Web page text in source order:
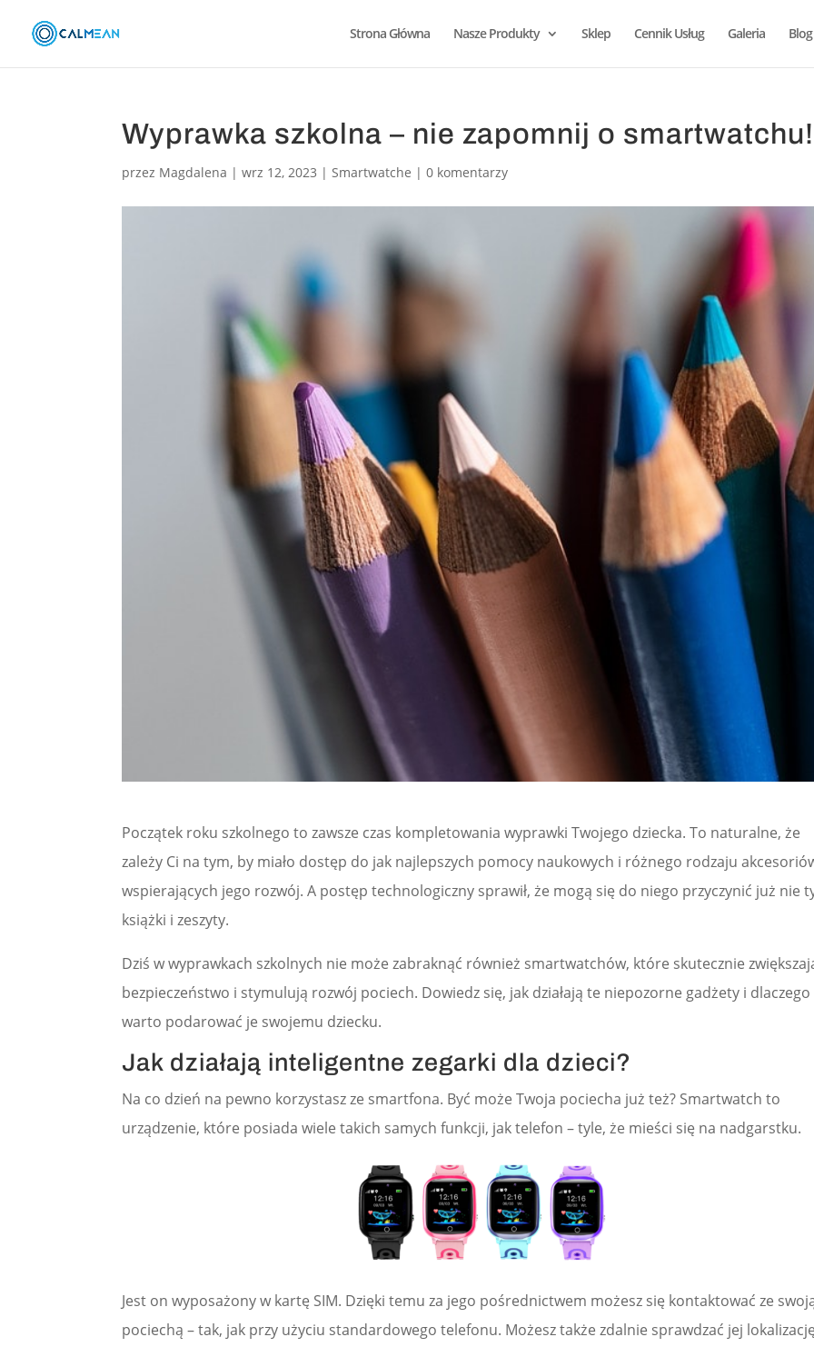
Strona Główna Nasze Produkty Sklep Cennik Usług Galeria Blog
Wyprawka szkolna – nie zapomnij o smartwatchu!
przez Magdalena |wrz 12, 2023 |Smartwatche |0 komentarzy
Początek roku szkolnego to zawsze czas kompletowania wyprawki Twojego dziecka. To naturalne, że
zależy Ci na tym, by miało dostęp do jak najlepszych pomocy naukowych i różnego rodzaju
wspierających jego rozwój. A postęp technologiczny sprawił, że mogą się do niego przyczynić już nie
książki i zeszyty.
Dziś w wyprawkach szkolnych nie może zabraknąć również smartwatchów, które skutecznie
bezpieczeństwo i stymulują rozwój pociech. Dowiedz się, jak działają te niepozorne gadżety i dlaczego
warto podarować je swojemu dziecku.
Jak działają inteligentne zegarki dla dzieci?
Na co dzień na pewno korzystasz ze smartfona. Być może Twoja pociecha już też? Smartwatch to
urządzenie, które posiada wiele takich samych funkcji, jak telefon – tyle, że mieści się na nadgarstku.
Jest on wyposażony w kartę SIM. Dzięki temu za jego pośrednictwem możesz się kontaktować ze
pociechą – tak, jak przy użyciu standardowego telefonu. Możesz także zdalnie sprawdzać jej